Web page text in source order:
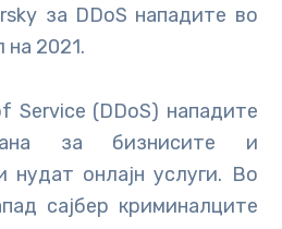
за DDoS нападите во
на 2021.
Service (DDoS) нападите
за бизнисите и
нудат онлајн услуги. Во
сајбер криминалците